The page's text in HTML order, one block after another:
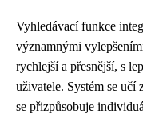
Vyhledávací funkce
významnými
rychlejší a přesnější, s
uživatele. Systém se učí
se přizpůsobuje